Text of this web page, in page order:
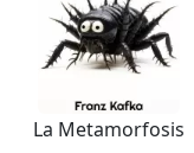
La Metamorfosis